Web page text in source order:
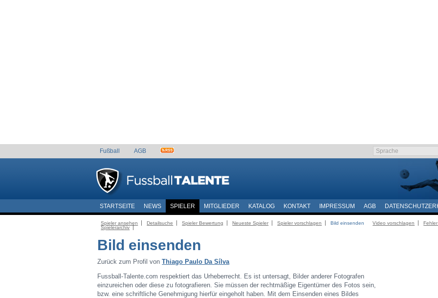
Fußball AGB
STARTSEITE NEWS SPIELER MITGLIEDER KATALOG KONTAKT IMPRESSUM AGB
Spieler ansehen Detailsuche Spieler Bewertung Neueste Spieler Spieler vorschlagen Bild einsenden Video vorschlagen
Spielerarchiv
Bild einsenden
Zurück zum Profil vonThiago Paulo Da Sílva
Fussball-Talente.com respektiert das Urheberrecht. Es ist untersagt, Bilder anderer Fotografen
einzureichen oder diese zu fotografieren. Sie müssen der rechtmäßige Eigentümer des Fotos sein,
bzw. eine schriftliche Genehmigung hierfür eingeholt haben. Mit dem Einsenden eines Bildes